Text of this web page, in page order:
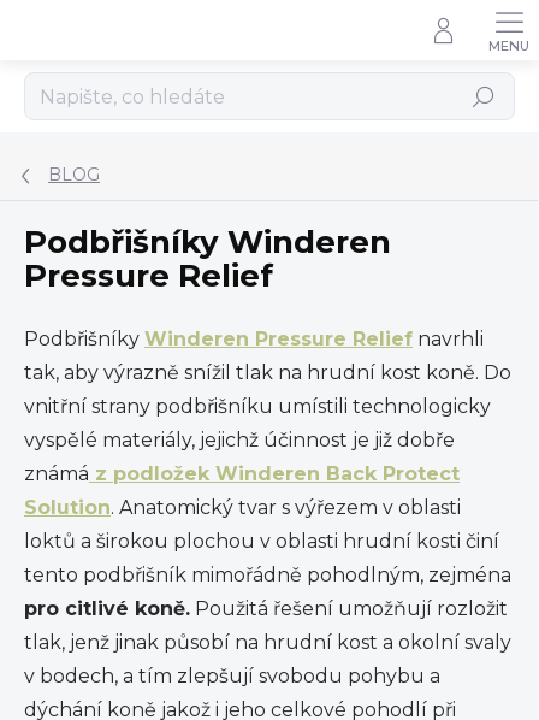
Hledat
BLOG
Podbřišníky Winderen
Pressure Relief
Podbřišníky Winderen Pressure Relief navrhli
tak, aby výrazně snížil tlak na hrudní kost koně. Do
vnitřní strany podbřišníku umístili technologicky
vyspělé materiály, jejichž účinnost je již dobře
známá z podložek Winderen Back Protect
Solution. Anatomický tvar s výřezem v oblasti
loktů a širokou plochou v oblasti hrudní kosti činí
tento podbřišník mimořádně pohodlným, zejména
pro citlivé koně. Použitá řešení umožňují rozložit
tlak, jenž jinak působí na hrudní kost a okolní svaly
v bodech, a tím zlepšují svobodu pohybu a
dýchání koně jakož i jeho celkové pohodlí při